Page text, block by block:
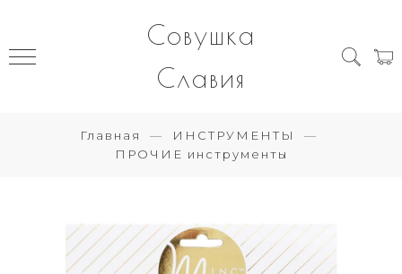
Совушка
Славия
Главная
ИНСТРУМЕНТЫ
ПРОЧИЕ инструменты